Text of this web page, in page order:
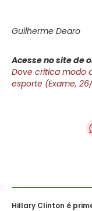
Guilherme Dearo
Acesse no site de
Dove critica modo
esporte (Exame,
Hillary Clinton é